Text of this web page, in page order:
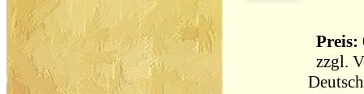
Preis:
zzgl.